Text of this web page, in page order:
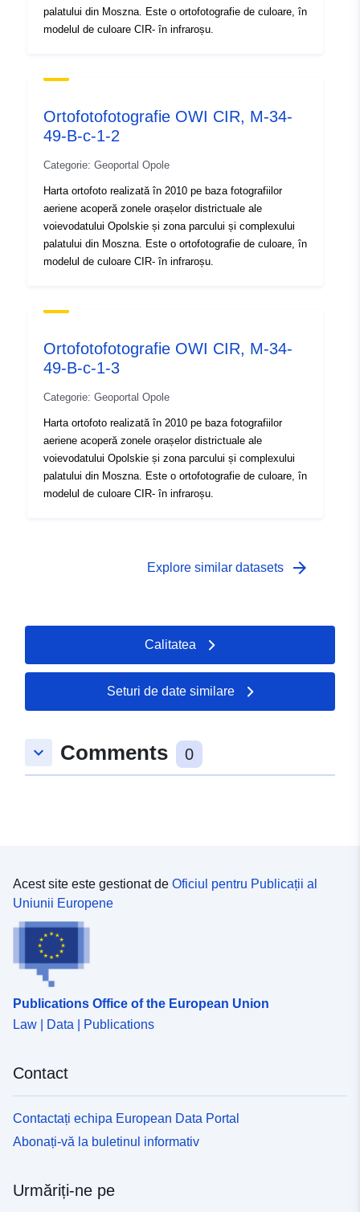
podczerwieni w skali 1: 2
000 w układzie 1992 oraz
uriRef:
Tip:
Resursă:
http://inspire.ec.europa.eu/
codelist/ResourceType/dataset
palatului din Moszna. Este o ortofotografie de culoare, în
modelul de culoare CIR- în infraroșu.
Ortofotofotografie OWI CIR, M-34-
49-B-c-1-2
Categorie: Geoportal Opole
Harta ortofoto realizată în 2010 pe baza fotografiilor
aeriene acoperă zonele orașelor districtuale ale
voievodatului Opolskie și zona parcului și complexului
palatului din Moszna. Este o ortofotografie de culoare, în
modelul de culoare CIR- în infraroșu.
Ortofotofotografie OWI CIR, M-34-
49-B-c-1-3
Categorie: Geoportal Opole
Harta ortofoto realizată în 2010 pe baza fotografiilor
aeriene acoperă zonele orașelor districtuale ale
voievodatului Opolskie și zona parcului și complexului
palatului din Moszna. Este o ortofotografie de culoare, în
modelul de culoare CIR- în infraroșu.
Explore similar datasets arrow_forward
Calitatea
Seturi de date similare
keyboard_arrow_down Comments 0
Acest site este gestionat de Oficiul pentru Publicații al
Uniunii Europene
Publications Office of the European Union
Law | Data | Publications
Contact
Contactați echipa European Data Portal
Abonați-vă la buletinul informativ
Urmăriți-ne pe